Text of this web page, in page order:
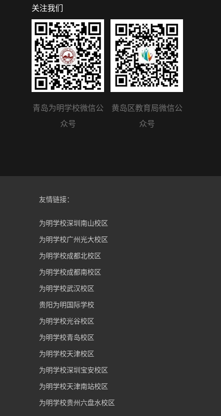
关注我们
青岛为明学校微信公
众号
黄岛区教育局微信公
众号
友情链接：
为明学校深圳南山校区
为明学校广州光大校区
为明学校成都北校区
为明学校成都南校区
为明学校武汉校区
贵阳为明国际学校
为明学校光谷校区
为明学校青岛校区
为明学校天津校区
为明学校深圳宝安校区
为明学校天津南站校区
为明学校贵州六盘水校区